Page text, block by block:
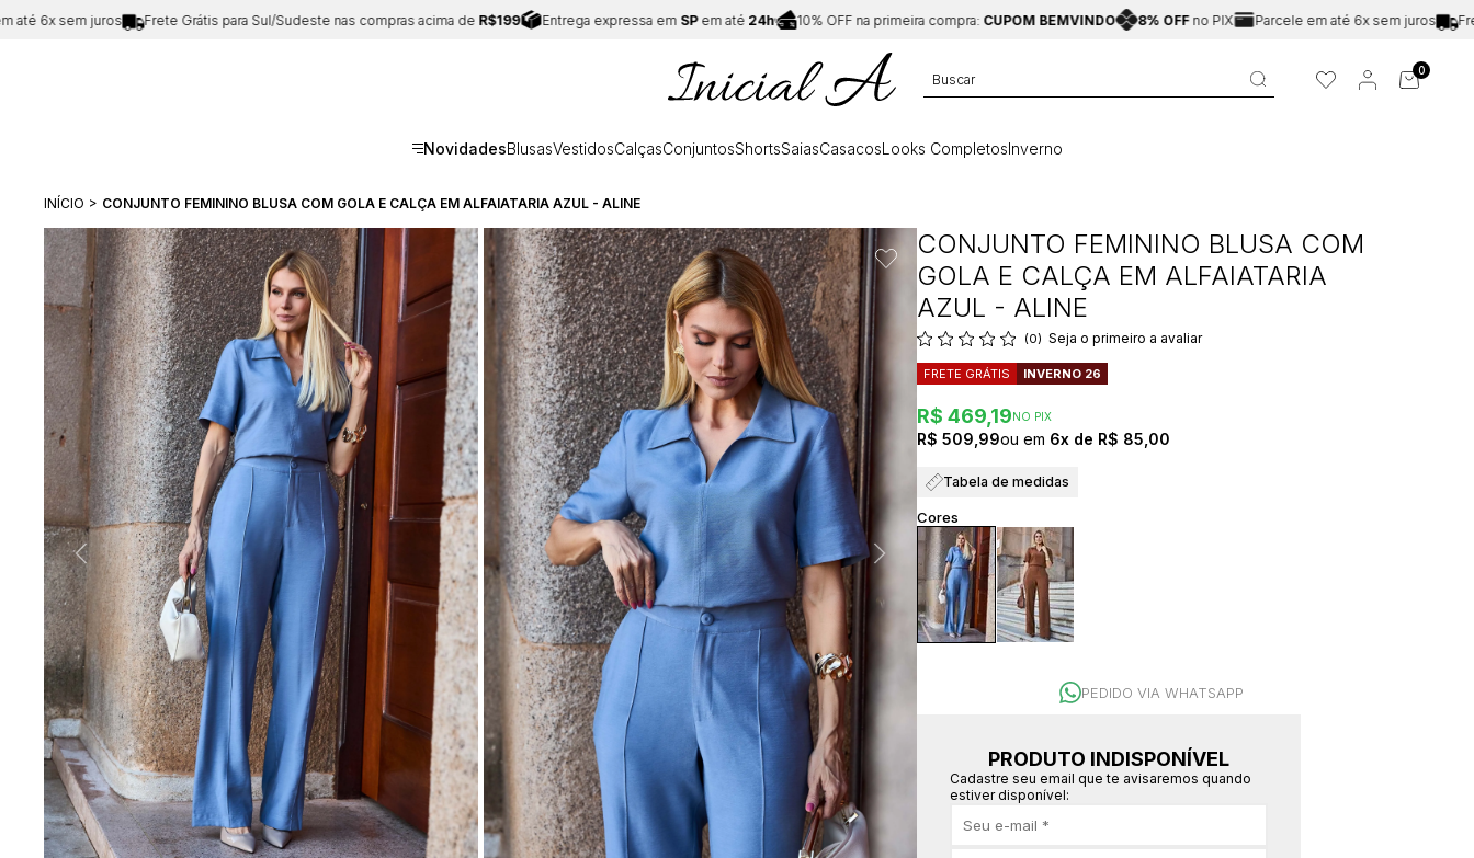
sem juros Frete Grátis para Sul/Sudeste nas compras acima deR$199 Entrega expressa emSPem até24h 10% OFF na primeira compra:CUPOM BEMVINDO 8% OFFno PIX Parcele em até 6x sem juros Frete
0
NovidadesBlusasVestidosCalçasConjuntosShortsSaiasCasacosLooks CompletosInverno
INÍCIO CONJUNTO FEMININO BLUSA COM GOLA E CALÇA EM ALFAIATARIA AZUL - ALINE
CONJUNTO FEMININO BLUSA COM
GOLA E CALÇA EM ALFAIATARIA
AZUL - ALINE
(0) Seja o primeiro a avaliar
FRETE GRÁTIS INVERNO 26
R$ 469,19NO PIX
R$ 509,99 6x R$ 85,00
Tabela de medidas
PEDIDO VIA WHATSAPP
PRODUTO INDISPONÍVEL
Cadastre seu email que te avisaremos quando
estiver disponível: